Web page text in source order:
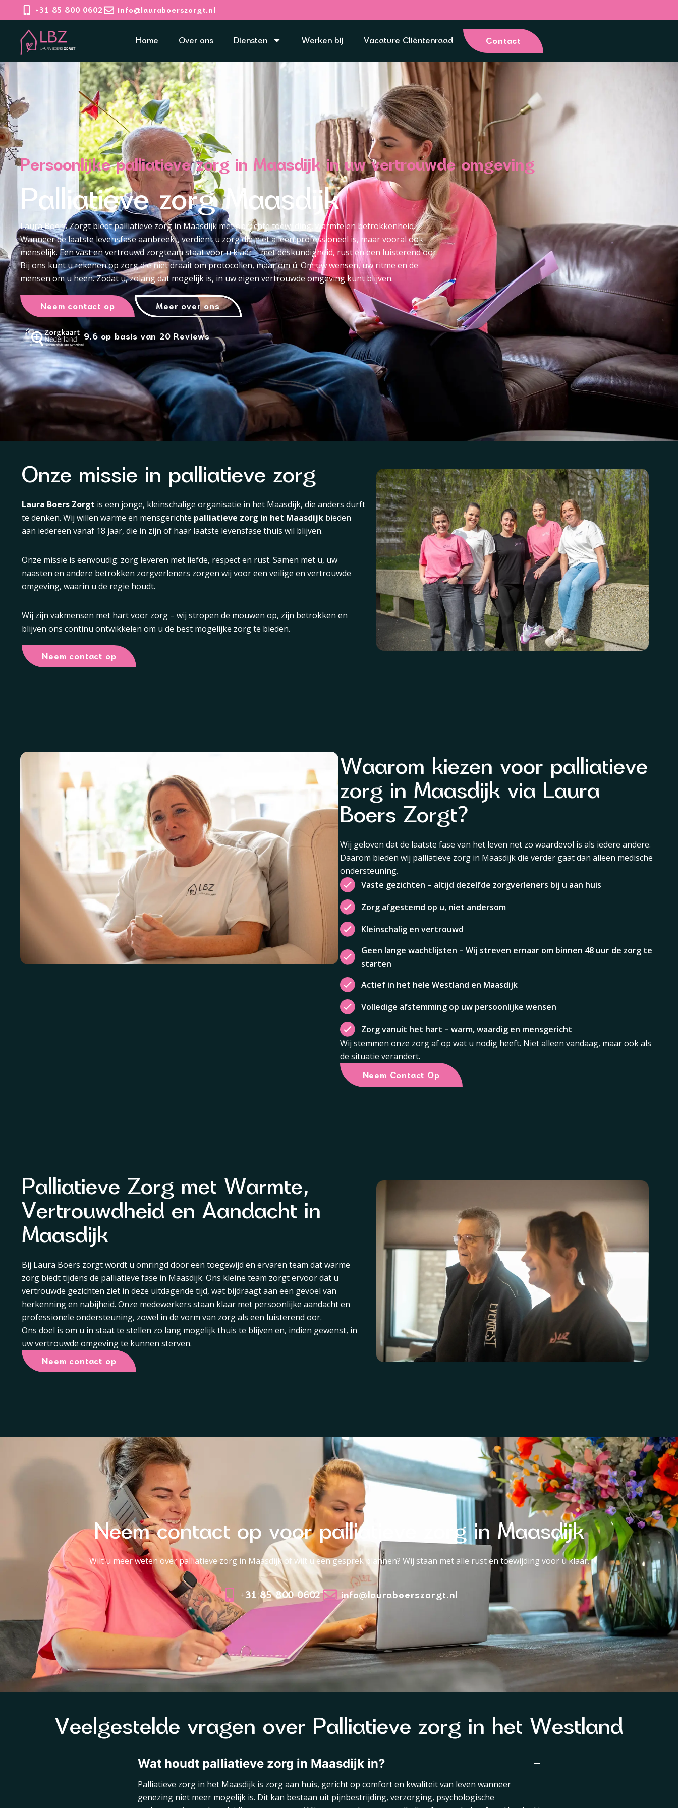
+31 85 800 0602 info@lauraboerszorgt.nl
Home Over ons Diensten Werken bij Vacature Cliëntenraad Contact
Persoonlijke palliatieve zorg in Maasdijk in uw vertrouwde omgeving
Palliatieve zorg Maasdijk
Laura Boers Zorgt biedt palliatieve zorg in Maasdijk met oprechte toewijding, warmte en betrokkenheid.
Wanneer de laatste levensfase aanbreekt, verdient u zorg die niet alleen professioneel is, maar vooral ook
menselijk. Een vast en vertrouwd zorgteam staat voor u klaar – met deskundigheid, rust en een luisterend oor.
Bij ons kunt u rekenen op zorg die niet draait om protocollen, maar om ú. Om uw wensen, uw ritme en de
mensen om u heen. Zodat u, zolang dat mogelijk is, in uw eigen vertrouwde omgeving kunt blijven.
Neem contact op Meer over ons
9.6 op basis van 20 Reviews
Onze missie in palliatieve zorg
Laura Boers Zorgt is een jonge, kleinschalige organisatie in het Maasdijk, die anders durft
te denken. Wij willen warme en mensgerichte palliatieve zorg in het Maasdijk bieden
aan iedereen vanaf 18 jaar, die in zijn of haar laatste levensfase thuis wil blijven.
Onze missie is eenvoudig: zorg leveren met liefde, respect en rust. Samen met u, uw
naasten en andere betrokken zorgverleners zorgen wij voor een veilige en vertrouwde
omgeving, waarin u de regie houdt.
Wij zijn vakmensen met hart voor zorg – wij stropen de mouwen op, zijn betrokken en
blijven ons continu ontwikkelen om u de best mogelijke zorg te bieden.
Neem contact op
Waarom kiezen voor palliatieve
zorg in Maasdijk via Laura
Boers Zorgt?
Wij geloven dat de laatste fase van het leven net zo waardevol is als iedere andere.
Daarom bieden wij palliatieve zorg in Maasdijk die verder gaat dan alleen medische
ondersteuning.
Vaste gezichten – altijd dezelfde zorgverleners bij u aan huis
Zorg afgestemd op u, niet andersom
Kleinschalig en vertrouwd
Geen lange wachtlijsten – Wij streven ernaar om binnen 48 uur de zorg te
starten
Actief in het hele Westland en Maasdijk
Volledige afstemming op uw persoonlijke wensen
Zorg vanuit het hart – warm, waardig en mensgericht
Wij stemmen onze zorg af op wat u nodig heeft. Niet alleen vandaag, maar ook als
de situatie verandert.
Neem Contact Op
Palliatieve Zorg met Warmte,
Vertrouwdheid en Aandacht in
Maasdijk
Bij Laura Boers zorgt wordt u omringd door een toegewijd en ervaren team dat warme
zorg biedt tijdens de palliatieve fase in Maasdijk. Ons kleine team zorgt ervoor dat u
vertrouwde gezichten ziet in deze uitdagende tijd, wat bijdraagt aan een gevoel van
herkenning en nabijheid. Onze medewerkers staan klaar met persoonlijke aandacht en
professionele ondersteuning, zowel in de vorm van zorg als een luisterend oor.
Ons doel is om u in staat te stellen zo lang mogelijk thuis te blijven en, indien gewenst, in
uw vertrouwde omgeving te kunnen sterven.
Neem contact op
Neem contact op voor palliatieve zorg in Maasdijk
Wilt u meer weten over palliatieve zorg in Maasdijk of wilt u een gesprek plannen? Wij staan met alle rust en toewijding voor u klaar.
+31 85 800 0602 info@lauraboerszorgt.nl
Veelgestelde vragen over Palliatieve zorg in het Westland
Wat houdt palliatieve zorg in Maasdijk in?
Palliatieve zorg in het Maasdijk is zorg aan huis, gericht op comfort en kwaliteit van leven wanneer
genezing niet meer mogelijk is. Dit kan bestaan uit pijnbestrijding, verzorging, psychologische